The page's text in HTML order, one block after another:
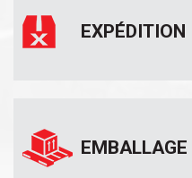
EXPÉDITION
EMBALLAGE